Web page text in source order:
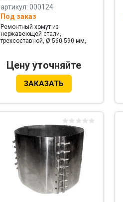
артикул: 000124
Под заказ
Ремонтный хомут из
нержавеющей стали,
трехсоставной, Ø 560-590 мм,
Цену уточняйте
ЗАКАЗАТЬ